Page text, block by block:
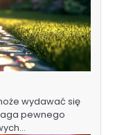
wydawać się
pewnego